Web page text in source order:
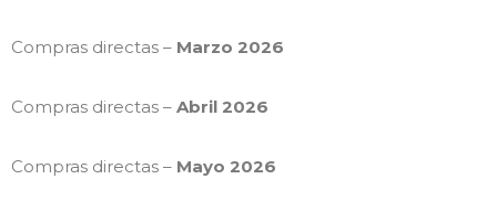
Compras directas – Marzo 2026
Compras directas – Abril 2026
Compras directas – Mayo 2026